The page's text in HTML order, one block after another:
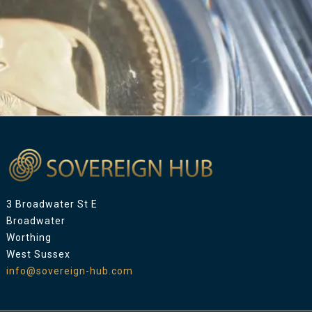
3 Broadwater St E
Broadwater
Worthing
West Sussex
info@sovereign-hub.com